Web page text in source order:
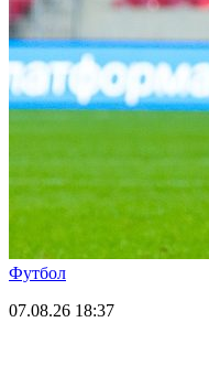
Футбол
07.08.26 18:37